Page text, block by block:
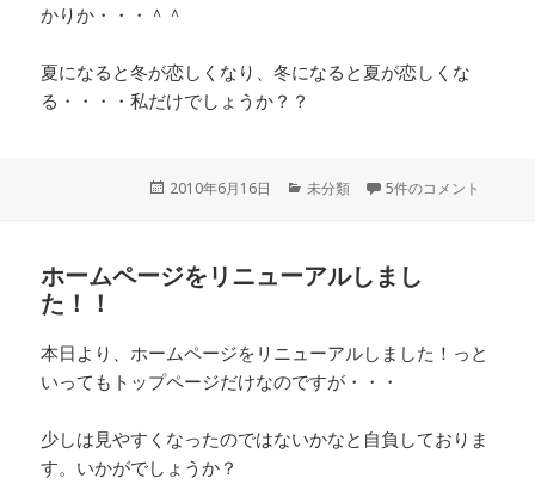
かりか・・・＾＾
夏になると冬が恋しくなり、冬になると夏が恋しくな
る・・・・私だけでしょうか？？
投
2010年6月16日
カ
ー
未分類 5件のコメント
ホームページをリニューアルしまし
た！！
本日より、ホームページをリニューアルしました！っと
いってもトップページだけなのですが・・・
少しは見やすくなったのではないかなと自負しておりま
す。いかがでしょうか？